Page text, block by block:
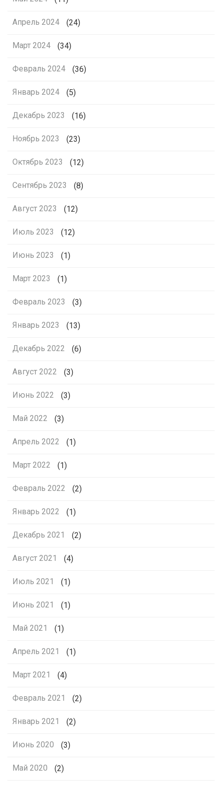
Апрель 2024 (24)
Март 2024 (34)
Февраль 2024 (36)
Январь 2024 (5)
Декабрь 2023 (16)
Ноябрь 2023 (23)
Октябрь 2023 (12)
Сентябрь 2023 (8)
Август 2023 (12)
Июль 2023 (12)
Июнь 2023 (1)
Март 2023 (1)
Февраль 2023 (3)
Январь 2023 (13)
Декабрь 2022 (6)
Август 2022 (3)
Июнь 2022 (3)
Май 2022 (3)
Апрель 2022 (1)
Март 2022 (1)
Февраль 2022 (2)
Январь 2022 (1)
Декабрь 2021 (2)
Август 2021 (4)
Июль 2021 (1)
Июнь 2021 (1)
Май 2021 (1)
Апрель 2021 (1)
Март 2021 (4)
Февраль 2021 (2)
Январь 2021 (2)
Июнь 2020 (3)
Май 2020 (2)